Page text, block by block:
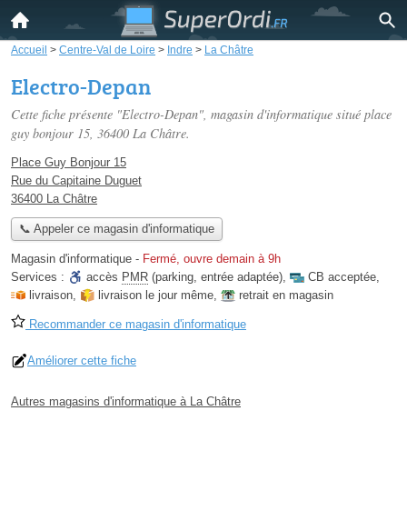
Accueil > Centre-Val de Loire > Indre > La Châtre
Electro-Depan
Cette fiche présente "Electro-Depan", magasin d'informatique situé place
guy bonjour 15, 36400 La Châtre.
Place Guy Bonjour 15
Rue du Capitaine Duguet
36400 La Châtre
📞 Appeler ce magasin d'informatique
Magasin d'informatique - Fermé, ouvre demain à 9h
Services :
accès PMR (parking, entrée adaptée), CB acceptée,
livraison, livraison le jour même, retrait en magasin
Recommander ce magasin d'informatique
Améliorer cette fiche
Autres magasins d'informatique à La Châtre